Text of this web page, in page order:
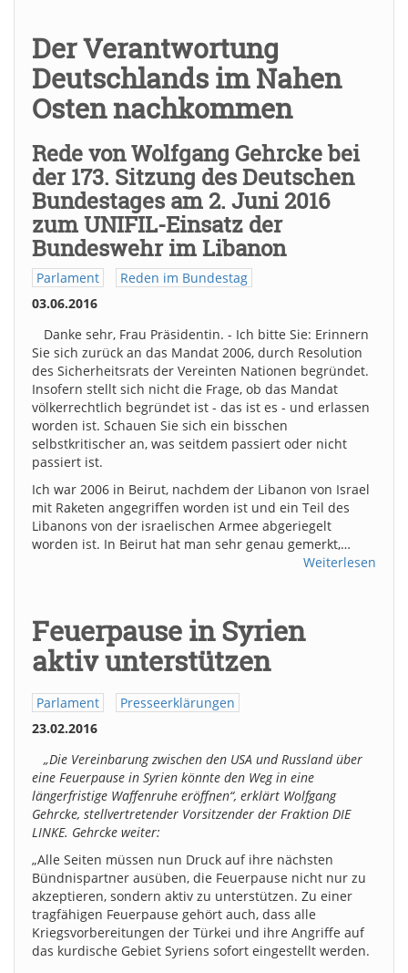
Der Verantwortung
Deutschlands im Nahen
Osten nachkommen
Rede von Wolfgang Gehrcke bei
der 173. Sitzung des Deutschen
Bundestages am 2. Juni 2016
zum UNIFIL-Einsatz der
Bundeswehr im Libanon
Parlament
Reden im Bundestag
03.06.2016
Danke sehr, Frau Präsidentin. - Ich bitte Sie: Erinnern
Sie sich zurück an das Mandat 2006, durch Resolution
des Sicherheitsrats der Vereinten Nationen begründet.
Insofern stellt sich nicht die Frage, ob das Mandat
völkerrechtlich begründet ist - das ist es - und erlassen
worden ist. Schauen Sie sich ein bisschen
selbstkritischer an, was seitdem passiert oder nicht
passiert ist.
Ich war 2006 in Beirut, nachdem der Libanon von Israel
mit Raketen angegriffen worden ist und ein Teil des
Libanons von der israelischen Armee abgeriegelt
worden ist. In Beirut hat man sehr genau gemerkt,…
Weiterlesen
Feuerpause in Syrien
aktiv unterstützen
Parlament
Presseerklärungen
23.02.2016
„Die Vereinbarung zwischen den USA und Russland über
eine Feuerpause in Syrien könnte den Weg in eine
längerfristige Waffenruhe eröffnen“, erklärt Wolfgang
Gehrcke, stellvertretender Vorsitzender der Fraktion DIE
LINKE. Gehrcke weiter:
„Alle Seiten müssen nun Druck auf ihre nächsten
Bündnispartner ausüben, die Feuerpause nicht nur zu
akzeptieren, sondern aktiv zu unterstützen. Zu einer
tragfähigen Feuerpause gehört auch, dass alle
Kriegsvorbereitungen der Türkei und ihre Angriffe auf
das kurdische Gebiet Syriens sofort eingestellt werden.